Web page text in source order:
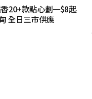
20+款點心劃一$8起
全日三市供應